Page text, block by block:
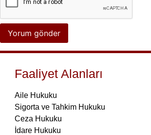
Faaliyet Alanları
Aile Hukuku
Sigorta ve Tahkim Hukuku
Ceza Hukuku
İdare Hukuku